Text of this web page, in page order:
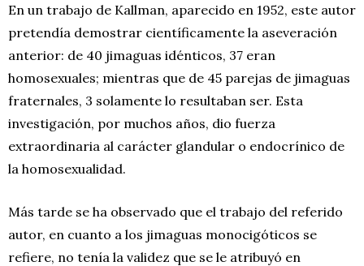
En un trabajo de Kallman, aparecido en 1952, este autor
pretendía demostrar científicamente la aseveración
anterior: de 40 jimaguas idénticos, 37 eran
homosexuales; mientras que de 45 parejas de jimaguas
fraternales, 3 solamente lo resultaban ser. Esta
investigación, por muchos años, dio fuerza
extraordinaria al carácter glandular o endocrínico de
la homosexualidad.
Más tarde se ha observado que el trabajo del referido
autor, en cuanto a los jimaguas monocigóticos se
refiere, no tenía la validez que se le atribuyó en